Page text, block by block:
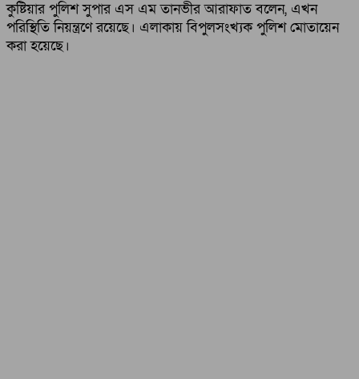
কুষ্টিয়ার পুলিশ সুপার এস এম তানভীর আরাফাত বলেন, এখন
পরিস্থিতি নিয়ন্ত্রণে রয়েছে। এলাকায় বিপুলসংখ্যক পুলিশ মোতায়েন
করা হয়েছে।